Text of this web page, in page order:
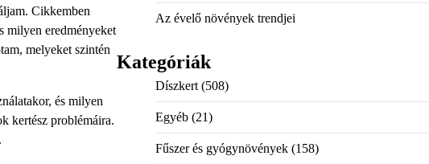
Cikkemben
milyen eredményeket
melyeket szintén
és milyen
kertész problémáira.
Az évelő növények trendjei
Kategóriák
Díszkert(508)
Egyéb(21)
Fűszer és gyógynövények(158)